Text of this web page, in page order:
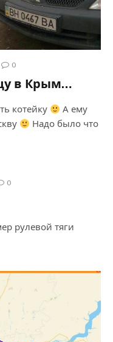
0
в Крым…
котейку
А ему
Надо было что
0
рулевой тяги